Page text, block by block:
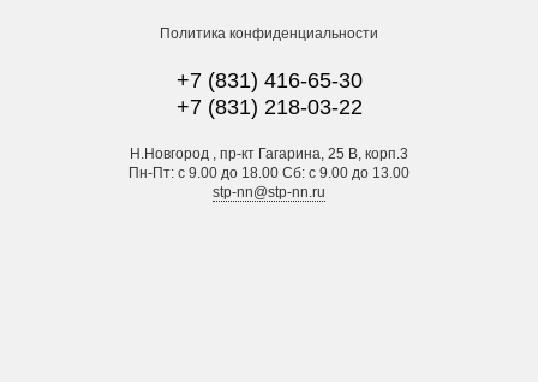
Политика конфиденциальности
+7 (831) 416-65-30
+7 (831) 218-03-22
Н.Новгород , пр-кт Гагарина, 25 В, корп.3
Пн-Пт: с 9.00 до 18.00 Сб: с 9.00 до 13.00
stp-nn@stp-nn.ru